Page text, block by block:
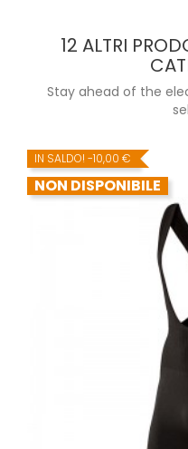
12 ALTRI
Stay ahead of the
IN SALDO!-10,00 €
NON DISPONIBILE